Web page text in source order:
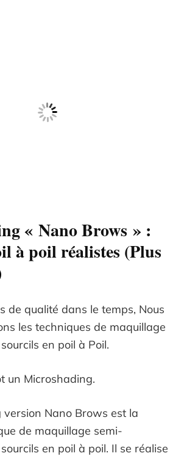
« Nano Brows » :
à poil réalistes (Plus
de qualité dans le temps, Nous
les techniques de maquillage
en poil à Poil.
un Microshading.
version Nano Brows est la
de maquillage semi-
en poil à poil. Il se réalise